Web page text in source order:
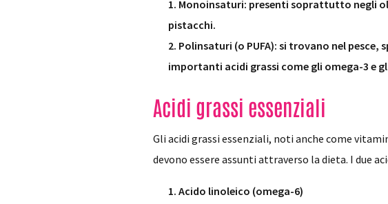
Monoinsaturi: presenti soprattutto negli
pistacchi.
Polinsaturi (o PUFA): si trovano nel
importanti acidi grassi come gli omega-3 e
Acidi grassi essenziali
Gli acidi grassi essenziali, noti anche come
devono essere assunti attraverso la dieta. I due
Acido linoleico (omega-6)